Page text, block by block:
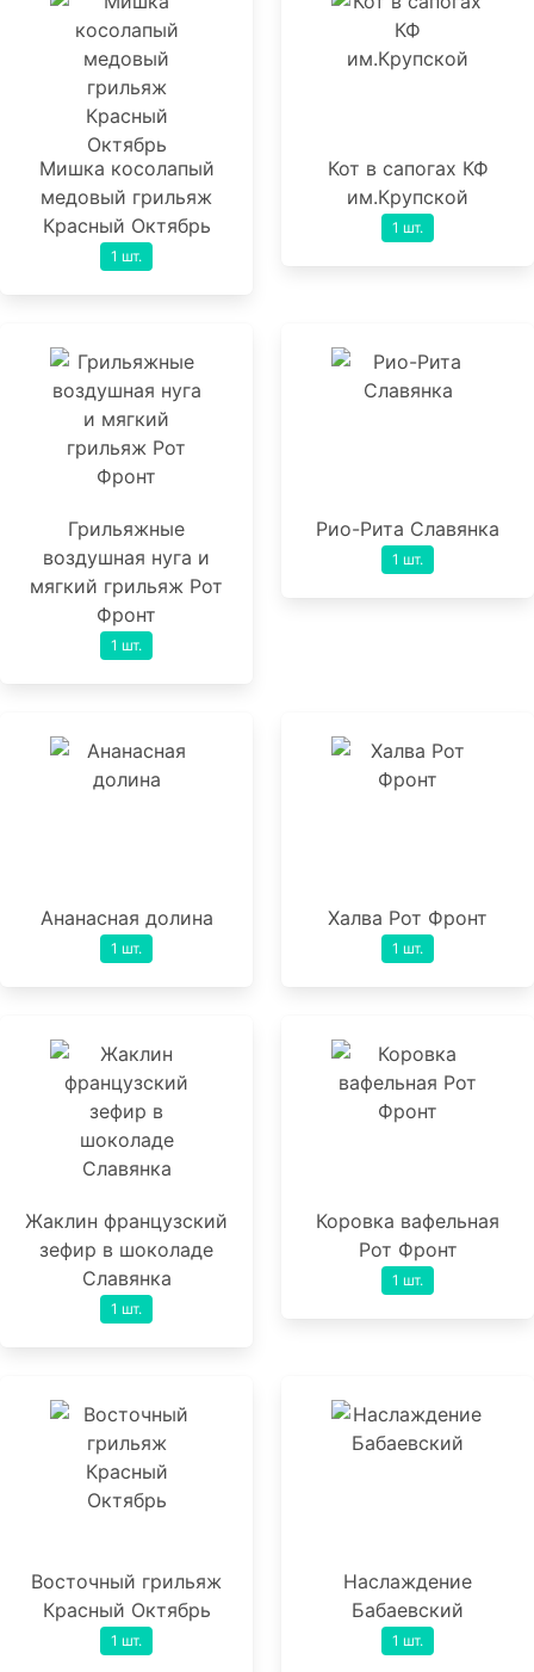
Мишка косолапый
медовый грильяж
Красный Октябрь
1 шт.
Кот в сапогах КФ
им.Крупской
1 шт.
Грильяжные
воздушная нуга и
мягкий грильяж Рот
Фронт
1 шт.
Рио-Рита Славянка
1 шт.
Ананасная долина
1 шт.
Халва Рот Фронт
1 шт.
Жаклин французский
зефир в шоколаде
Славянка
1 шт.
Коровка вафельная
Рот Фронт
1 шт.
Восточный грильяж
Красный Октябрь
1 шт.
Наслаждение
Бабаевский
1 шт.